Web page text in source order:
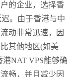
的企业，选择香
。由于香港与中
动非常迅速，因
其他地区(如美
NAT VPS能够确
畅，并且减少因